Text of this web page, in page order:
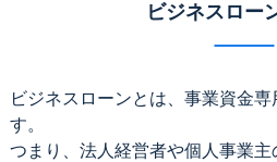
ビジネスロー
ビジネスローンとは、事業資金
す。
つまり、法人経営者や個人事業